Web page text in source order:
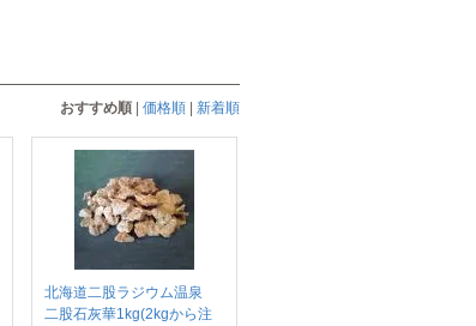
おすすめ順 価格順 新着順
北海道二股ラジウム温泉
二股石灰華1kg(2kgから注